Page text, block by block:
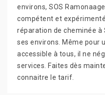
environs, SOS
compétent et
réparation de cheminée
ses environs. Même pour
accessible à tous, il ne
services. Faites dès
connaitre le tarif.